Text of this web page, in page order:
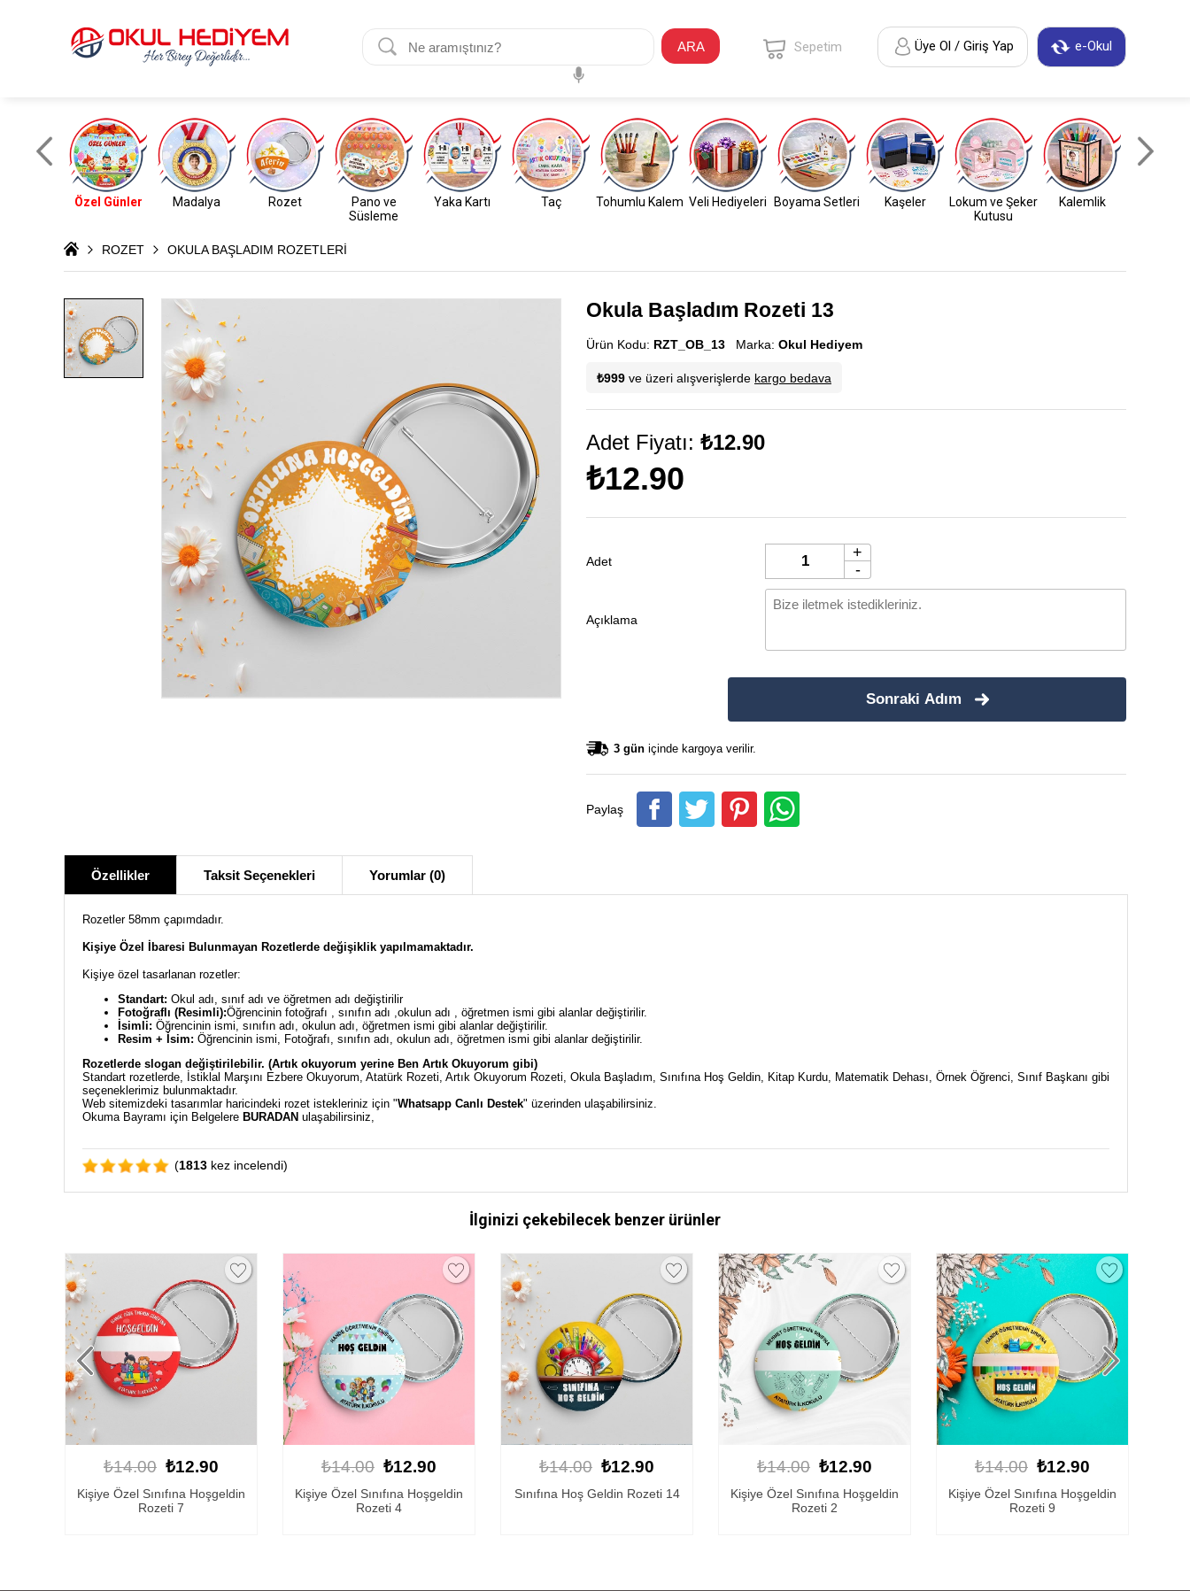
ARA e-Okul
Üye Ol / Giriş Yap
Sepetim
Özel Günler Madalya Rozet
Pano ve
Süsleme
Yaka Kartı Taç Tohumlu Kalem Veli Hediyeleri Boyama Setleri Kaşeler
Lokum ve Şeker
Kutusu
Kalemlik
ROZET OKULA BAŞLADIM ROZETLERİ
Okula Başladım Rozeti 13
Ürün Kodu: RZT_OB_13 Marka: Okul Hediyem
₺999 ve üzeri alışverişlerde kargo bedava
Adet Fiyatı: ₺12.90
₺12.90
Adet
+
-
Açıklama
Sonraki Adım
3 gün içinde kargoya verilir.
Paylaş
Özellikler Taksit Seçenekleri Yorumlar (0)
Rozetler 58mm çapımdadır.
Kişiye Özel İbaresi Bulunmayan Rozetlerde değişiklik yapılmamaktadır.
Kişiye özel tasarlanan rozetler:
Standart: Okul adı, sınıf adı ve öğretmen adı değiştirilir
Fotoğraflı (Resimli):Öğrencinin fotoğrafı , sınıfın adı ,okulun adı , öğretmen ismi gibi alanlar değiştirilir.
İsimli: Öğrencinin ismi, sınıfın adı, okulun adı, öğretmen ismi gibi alanlar değiştirilir.
Resim + İsim: Öğrencinin ismi, Fotoğrafı, sınıfın adı, okulun adı, öğretmen ismi gibi alanlar değiştirilir.
Rozetlerde slogan değiştirilebilir. (Artık okuyorum yerine Ben Artık Okuyorum gibi)
Standart rozetlerde, İstiklal Marşını Ezbere Okuyorum, Atatürk Rozeti, Artık Okuyorum Rozeti, Okula Başladım, Sınıfına Hoş Geldin, Kitap Kurdu, Matematik Dehası, Örnek Öğrenci, Sınıf Başkanı gibi
seçeneklerimiz bulunmaktadır.
Web sitemizdeki tasarımlar haricindeki rozet istekleriniz için "Whatsapp Canlı Destek" üzerinden ulaşabilirsiniz.
Okuma Bayramı için Belgelere BURADAN ulaşabilirsiniz,
(1813 kez incelendi)
İlginizi çekebilecek benzer ürünler
₺14.00 ₺12.90
Kişiye Özel Sınıfına Hoşgeldin
Rozeti 4
₺14.00 ₺12.90
Sınıfına Hoş Geldin Rozeti 14
₺14.00 ₺12.90
Kişiye Özel Sınıfına Hoşgeldin
₺14.00 ₺12.90
Kişiye Özel Sınıfına Hoşgeldin
Rozeti 9
₺14.00 ₺12.90
Okula Başladım Rozeti 12